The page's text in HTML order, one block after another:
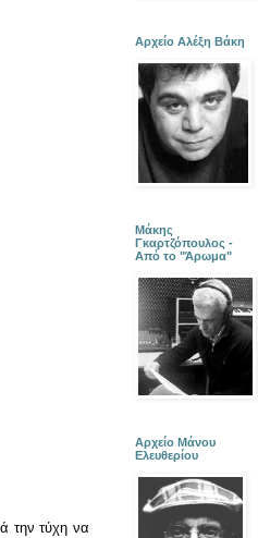
την τύχη να
Αρχείο Αλέξη Βάκη
Μάκης
Γκαρτζόπουλος -
Από το "Άρωμα"
Αρχείο Μάνου
Ελευθερίου